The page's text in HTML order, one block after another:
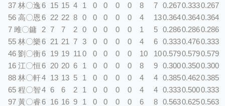
37 林〇逸6 15 15 4 1 0 0 0 0 8 7 0.2670.3330.267
56 高〇恩 6 22 22 8 0 0 0 0 0 4 130.3640.3640.364
7 雎〇鏞
2 7 7 2 0 0 0 0 0 1 5 0.2860.2860.286
55 林〇樂6 21 21 7 3 0 0 0 0 4 6 0.3330.4760.333
46 劉〇衡6 19 19 11 0 0 0 0 0 10 100.5790.5790.579
16 江〇恒6 20 20 6 1 0 0 0 0 8 9 0.3000.3500.300
88 林〇軒4 13 13 5 1 0 0 0 0 4 4 0.3850.4620.385
65 程〇智4 6 6 2 1 0 0 0 0 4 4 0.3330.5000.333
97 黃〇睿6 16 16 9 1 0 0 0 0 6 8 0.5630.6250.563